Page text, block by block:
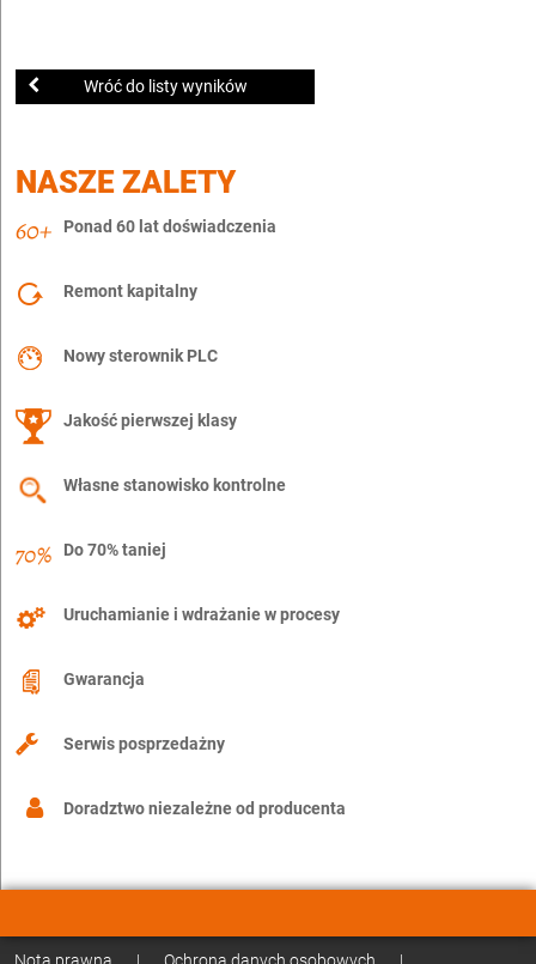
Wróć do listy wyników
NASZE ZALETY
Ponad 60 lat doświadczenia
Remont kapitalny
Nowy sterownik PLC
Jakość pierwszej klasy
Własne stanowisko kontrolne
Do 70% taniej
Uruchamianie i wdrażanie w procesy
Gwarancja
Serwis posprzedażny
Doradztwo niezależne od producenta